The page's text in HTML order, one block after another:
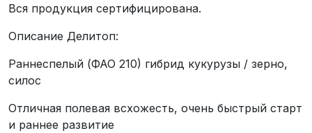
Вся продукция сертифицирована.
Описание Делитоп:
Раннеспелый (ФАО 210) гибрид кукурузы / зерно,
силос
Отличная полевая всхожесть, очень быстрый старт
и раннее развитие